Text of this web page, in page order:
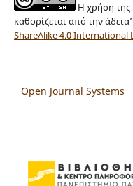
Η χρήση της
καθορίζεται από την άδεια’
ShareAlike 4.0 International
Open Journal Systems